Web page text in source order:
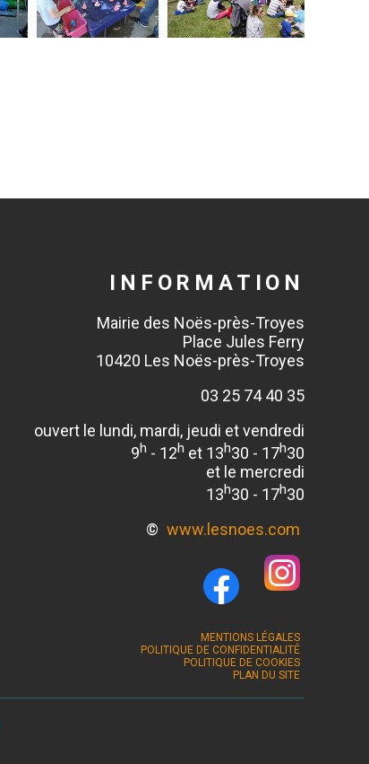
INFORMATION
Mairie des Noës-près-Troyes
Place Jules Ferry
10420 Les Noës-près-Troyes
03 25 74 40 35
ouvert le lundi, mardi, jeudi et vendredi
9h - 12h et 13h30 - 17h30
et le mercredi
13h30 - 17h30
© www.lesnoes.com
MENTIONS LÉGALES
POLITIQUE DE CONFIDENTIALITÉ
POLITIQUE DE COOKIES
PLAN DU SITE